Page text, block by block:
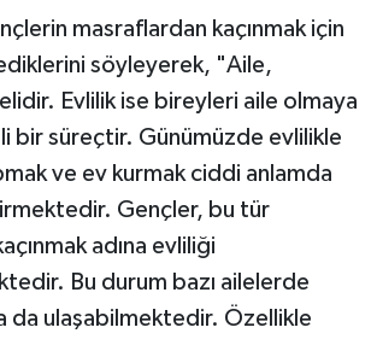
masraflardan kaçınmak için
söyleyerek, "Aile,
Evlilik ise bireyleri aile olmaya
bir süreçtir. Günümüzde evlilikle
ve ev kurmak ciddi anlamda
Gençler, bu tür
adına evliliği
Bu durum bazı ailelerde
da ulaşabilmektedir. Özellikle